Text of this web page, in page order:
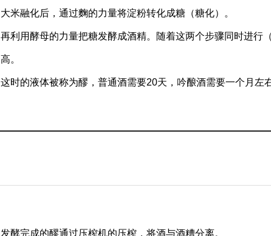
大米融化后，通过麴的力量将淀粉转化成糖（糖化）。
再利用酵母的力量把糖发酵成酒精。随着这两个步骤同时进行
高。
这时的液体被称为醪，普通酒需要20天，吟酿酒需要一个月左
发酵完成的醪通过压榨机的压榨，将酒与酒糟分离。